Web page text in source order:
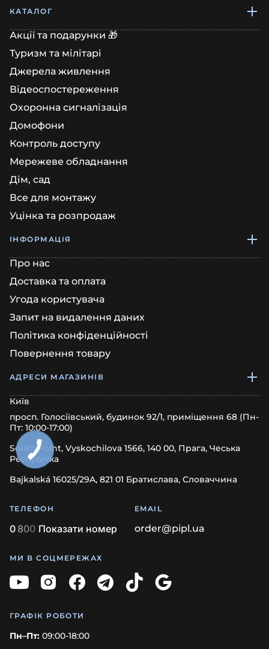
КАТАЛОГ
Акції та подарунки 🎁
Туризм та мілітарі
Джерела живлення
Відеоспостереження
Охоронна сигналізація
Домофони
Контроль доступу
Мережеве обладнання
Дім, сад
Все для монтажу
Уцінка та розпродаж
ІНФОРМАЦІЯ
Про нас
Доставка та оплата
Угода користувача
Запит на видалення даних
Політика конфіденційності
Повернення товару
АДРЕСИ МАГАЗИНІВ
Київ
просп. Голосіївський, будинок 92/1, приміщення 68 (Пн-
Пт: 10:00-17:00)
South Point, Vyskochilova 1566, 140 00, Прага, Чеська
Республіка
Bajkalská 16025/29A, 821 01 Братислава, Словаччина
ТЕЛЕФОН
0 800 Показати номер
EMAIL
order@pipl.ua
МИ В СОЦМЕРЕЖАХ
ГРАФІК РОБОТИ
Пн–Пт: 09:00-18:00